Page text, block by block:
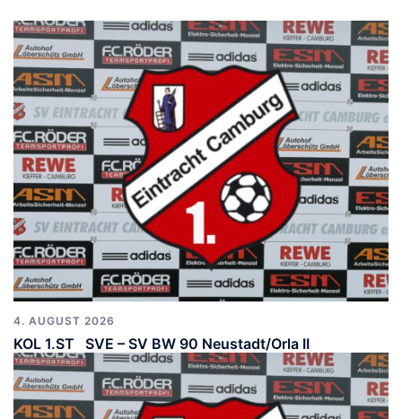
4. AUGUST 2026
KOL 1.ST SVE – SV BW 90 Neustadt/Orla II